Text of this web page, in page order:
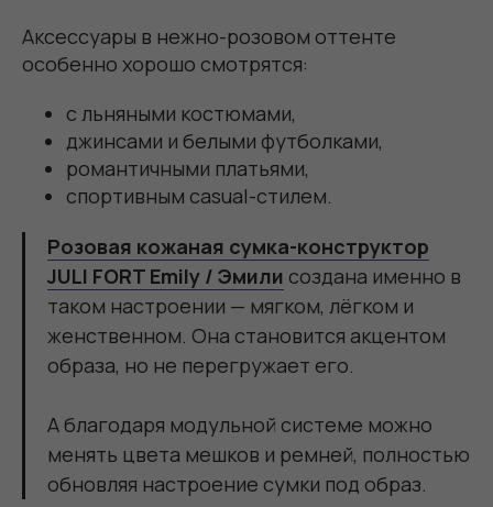
Аксессуары в нежно-розовом оттенте
особенно хорошо смотрятся:
с льняными костюмами,
джинсами и белыми футболками,
романтичными платьями,
спортивным casual-стилем.
Розовая кожаная сумка-конструктор
JULI FORT Emily / Эмили создана именно в
таком настроении — мягком, лёгком и
женственном. Она становится акцентом
образа, но не перегружает его.
А благодаря модульной системе можно
менять цвета мешков и ремней, полностью
обновляя настроение сумки под образ.